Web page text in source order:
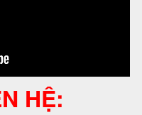
HỆ: